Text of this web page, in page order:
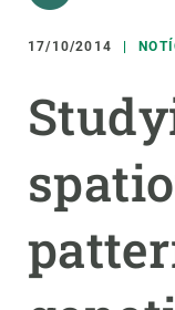
17/10/2014
menu
SOBRE NOSALTRES
RECERCA
UNEIX-TE A
PARTICIPA